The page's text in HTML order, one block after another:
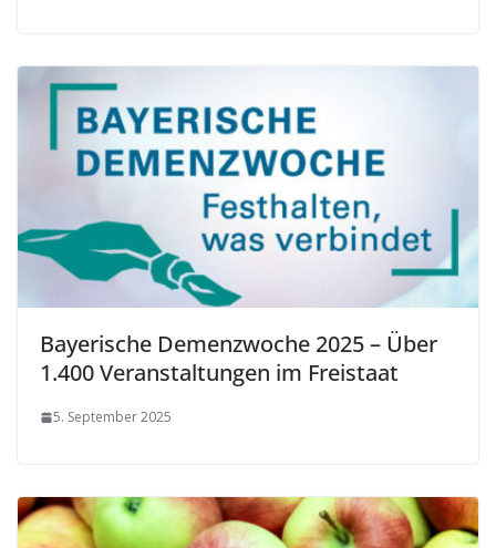
Bayerische Demenzwoche 2025 – Über
1.400 Veranstaltungen im Freistaat
5. September 2025